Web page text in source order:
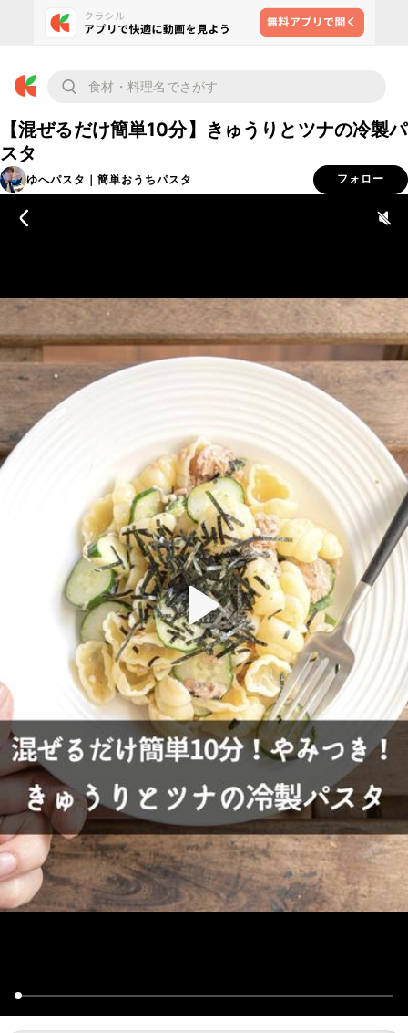
【混ぜるだけ簡単10分】きゅうりとツナの冷製パ
スタ
ゆへパスタ｜簡単おうちパスタ フォロー